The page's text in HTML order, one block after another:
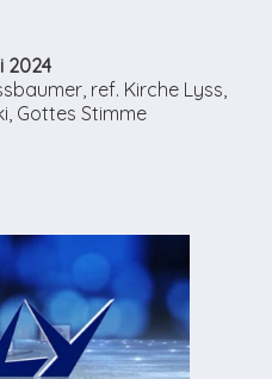
2024
ref. Kirche Lyss,
Gottes Stimme